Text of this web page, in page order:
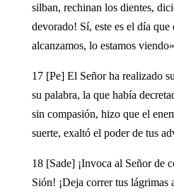
silban, rechinan los dientes,
devorado! Sí, este es el día que
alcanzamos, lo estamos
17 [Pe] El Señor ha realizado
su palabra, la que había
sin compasión, hizo que el
suerte, exaltó el poder de tus
18 [Sade] ¡Invoca al Señor de
Sión! ¡Deja correr tus lágrimas